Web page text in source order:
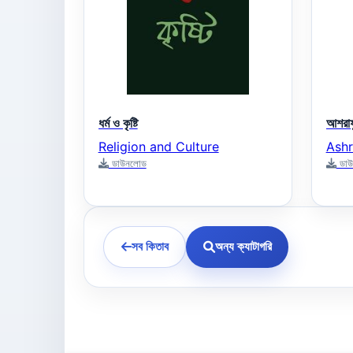
ধর্ম ও কৃষ্টি
Religion and Culture
ডাউনলোড
সব কিতাব অন্য ক্যাটাগরি